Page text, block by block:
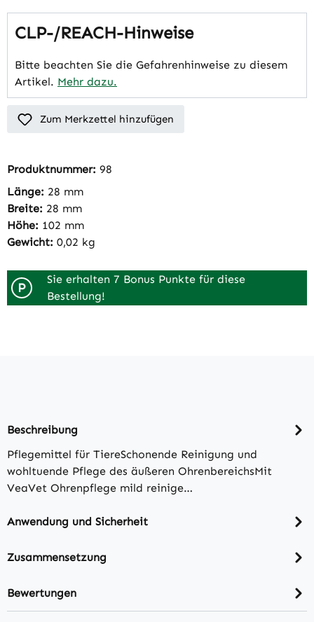
CLP-/REACH-Hinweise
Bitte beachten Sie die Gefahrenhinweise zu diesem
Artikel. Mehr dazu.
Zum Merkzettel hinzufügen
Produktnummer: 98
Länge: 28 mm
Breite: 28 mm
Höhe: 102 mm
Gewicht: 0,02 kg
P
Sie erhalten 7 Bonus Punkte für diese
Bestellung!
Beschreibung
Pflegemittel für TiereSchonende Reinigung und
wohltuende Pflege des äußeren OhrenbereichsMit
VeaVet Ohrenpflege mild reinige…
Anwendung und Sicherheit
Zusammensetzung
Bewertungen